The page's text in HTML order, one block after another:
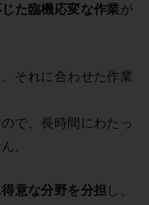
た臨機応変な作業が
それに合わせた作業
で、長時間にわたっ
。
得意な分野を分担 し、